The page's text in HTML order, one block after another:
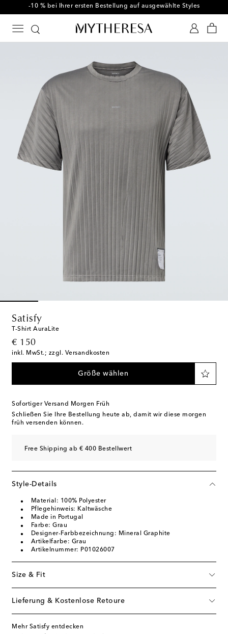
-10 % bei Ihrer ersten Bestellung auf ausgewählte Styles
Satisfy
T-Shirt AuraLite
€ 150
original price
inkl. MwSt.; zzgl. Versandkosten
Größe wählen
Sofortiger Versand Morgen Früh
Schließen Sie Ihre Bestellung heute ab, damit wir diese morgen
früh versenden können.
Free Shipping ab € 400 Bestellwert
Style-Details
Material: 100% Polyester
Pflegehinweis: Kaltwäsche
Made in Portugal
Farbe: Grau
Designer-Farbbezeichnung: Mineral Graphite
Artikelfarbe: Grau
Artikelnummer: P01026007
Size & Fit
Lieferung & Kostenlose Retoure
Mehr Satisfy entdecken